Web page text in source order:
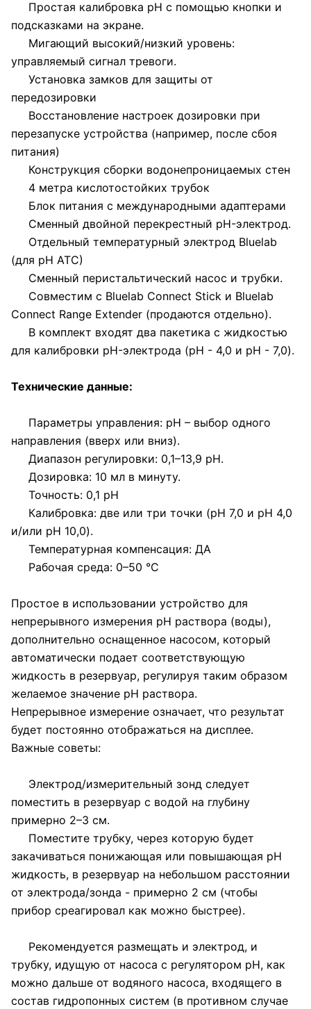
Простая калибровка pH с помощью кнопки и
подсказками на экране.
Мигающий высокий/низкий уровень:
управляемый сигнал тревоги.
Установка замков для защиты от
передозировки
Восстановление настроек дозировки при
перезапуске устройства (например, после сбоя
питания)
Конструкция сборки водонепроницаемых стен
4 метра кислотостойких трубок
Блок питания с международными адаптерами
Сменный двойной перекрестный pH-электрод.
Отдельный температурный электрод Bluelab
(для pH ATC)
Сменный перистальтический насос и трубки.
Совместим с Bluelab Connect Stick и Bluelab
Connect Range Extender (продаются отдельно).
В комплект входят два пакетика с жидкостью
для калибровки pH-электрода (pH - 4,0 и pH - 7,0).
Технические данные:
Параметры управления: pH – выбор одного
направления (вверх или вниз).
Диапазон регулировки: 0,1–13,9 pH.
Дозировка: 10 мл в минуту.
Точность: 0,1 pH
Калибровка: две или три точки (pH 7,0 и pH 4,0
и/или pH 10,0).
Температурная компенсация: ДА
Рабочая среда: 0–50 °C
Простое в использовании устройство для
непрерывного измерения pH раствора (воды),
дополнительно оснащенное насосом, который
автоматически подает соответствующую
жидкость в резервуар, регулируя таким образом
желаемое значение pH раствора.
Непрерывное измерение означает, что результат
будет постоянно отображаться на дисплее.
Важные советы:
Электрод/измерительный зонд следует
поместить в резервуар с водой на глубину
примерно 2–3 см.
Поместите трубку, через которую будет
закачиваться понижающая или повышающая pH
жидкость, в резервуар на небольшом расстоянии
от электрода/зонда - примерно 2 см (чтобы
прибор среагировал как можно быстрее).
Рекомендуется размещать и электрод, и
трубку, идущую от насоса с регулятором pH, как
можно дальше от водяного насоса, входящего в
состав гидропонных систем (в противном случае